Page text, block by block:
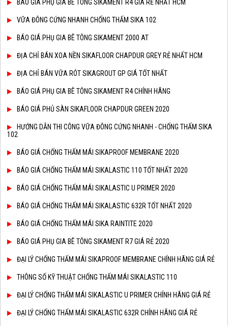
BÁO GIÁ PHỤ GIA BÊ TÔNG SIKAMENT R4 GIÁ RẺ NHẤT HCM
VỮA ĐÔNG CỨNG NHANH CHỐNG THẤM SIKA 102
BÁO GIÁ PHỤ GIA BÊ TÔNG SIKAMENT 2000 AT
ĐỊA CHỈ BÁN XOA NỀN SIKAFLOOR CHAPDUR GREY RẺ NHẤT HCM
ĐỊA CHỈ BÁN VỮA RÓT SIKAGROUT GP GIÁ TỐT NHẤT
BÁO GIÁ PHỤ GIA BÊ TÔNG SIKAMENT R4 CHÍNH HÃNG
BÁO GIÁ PHỦ SÀN SIKAFLOOR CHAPDUR GREEN 2020
HƯỚNG DẪN THI CÔNG VỮA ĐÔNG CỨNG NHANH - CHỐNG THẤM SIKA
102
BÁO GIÁ CHỐNG THẤM MÁI SIKAPROOF MEMBRANE 2020
BÁO GIÁ CHỐNG THẤM MÁI SIKALASTIC 110 TỐT NHẤT 2020
BÁO GIÁ CHỐNG THẤM MÁI SIKALASTIC U PRIMER 2020
BÁO GIÁ CHỐNG THẤM MÁI SIKALASTIC 632R TỐT NHẤT 2020
BÁO GIÁ CHỐNG THẤM MÁI SIKA RAINTITE 2020
BÁO GIÁ PHỤ GIA BÊ TÔNG SIKAMENT R7 GIÁ RẺ 2020
ĐẠI LÝ CHỐNG THẤM MÁI SIKAPROOF MEMBRANE CHÍNH HÃNG GIÁ RẺ
THÔNG SỐ KỸ THUẬT CHỐNG THẤM MÁI SIKALASTIC 110
ĐẠI LÝ CHỐNG THẤM MÁI SIKALASTIC U PRIMER CHÍNH HÃNG GIÁ RẺ
ĐẠI LÝ CHỐNG THẤM MÁI SIKALASTIC 632R CHÍNH HÃNG GIÁ RẺ